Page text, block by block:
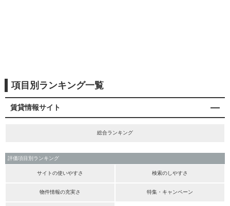
項目別ランキング一覧
賃貸情報サイト
総合ランキング
評価項目別ランキング
サイトの使いやすさ 検索のしやすさ
物件情報の充実さ 特集・キャンペーン